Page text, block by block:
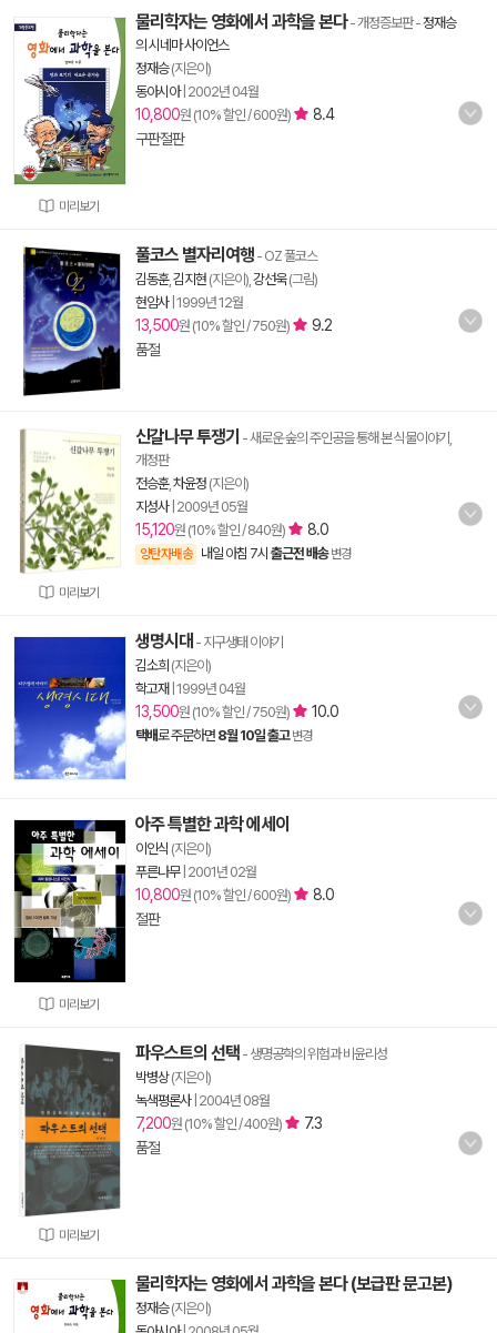
미리보기
물리학자는 영화에서 과학을 본다- 개정증보판-정재승
의 시네마 사이언스
정재승(지은이)
동아시아| 2002년 04월
10,800원 (10% 할인 / 600원)
8.4
구판절판
풀코스 별자리여행 - OZ 풀코스
김동훈, 김지현 (지은이), 강선욱(그림)
현암사| 1999년 12월
13,500원 (10% 할인 / 750원)
9.2
품절
미리보기
신갈나무 투쟁기 - 새로운 숲의 주인공을 통해 본 식물이야기,
개정판
전승훈, 차윤정 (지은이)
지성사| 2009년 05월
15,120원 (10% 할인 / 840원) 8.0
양탄자배송 내일 아침 7시 출근전 배송 변경
생명시대 - 지구생태 이야기
김소희 (지은이)
학고재 1999년 04월
13,500원 (10% 할인 / 750원) 10.0
택배로 주문하면 8월 10일 출고 변경
미리보기
아주 특별한 과학 에세이
이인식 (지은이)
푸른나무| 2001년 02월
10,800원 (10% 할인 / 600원)
8.0
절판
미리보기
파우스트의 선택 - 생명공학의 위험과 비윤리성
박병상(지은이)
녹색평론사| 2004년 08월
7,200원 (10% 할인 / 400원)
7.3
품절
물리학자는 영화에서 과학을 본다 (보급판 문고본)
정재승(지은이)